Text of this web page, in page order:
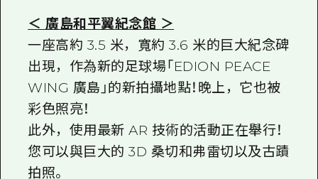
＜ 廣島和平翼紀念館 ＞
一座高約 3.5 米，寬約 3.6 米的巨大紀念碑
出現，作為新的足球場「EDION PEACE
WING 廣島」的新拍攝地點！晚上，它也被
彩色照亮！
此外，使用最新 AR 技術的活動正在舉行！
您可以與巨大的 3D 桑切和弗雷切以及古蹟
拍照。